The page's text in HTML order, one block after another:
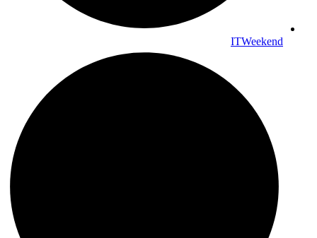
ITWeekend